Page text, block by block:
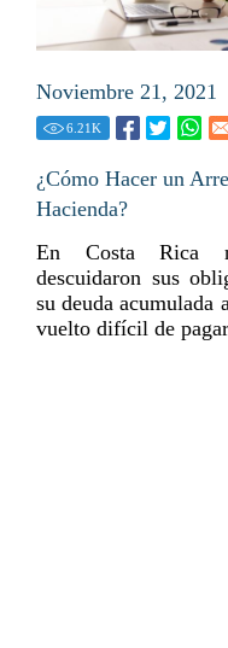
Noviembre 21, 2021
6.21K
¿Cómo Hacer un
Hacienda?
En Costa Rica
descuidaron sus
su deuda acumulada
vuelto difícil de